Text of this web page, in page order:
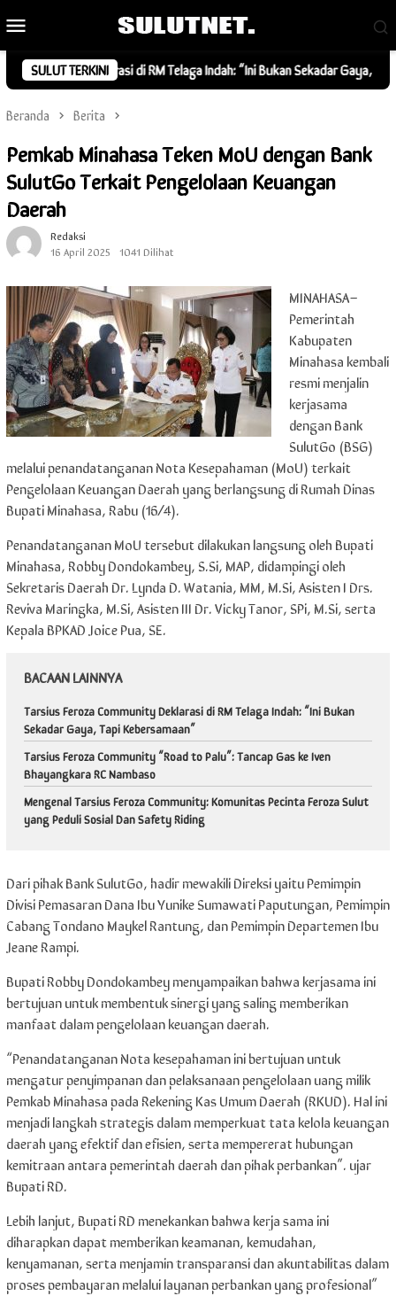
ke
konten
SULUT TERKINI
Deklarasi di RM Telaga Indah: “Ini Bukan Sekadar Gaya, Tapi
Beranda Berita
Pemkab Minahasa Teken MoU dengan Bank
SulutGo Terkait Pengelolaan Keuangan
Daerah
Redaksi
16 April 2025
1041 Dilihat
MINAHASA–
Pemerintah
Kabupaten
Minahasa kembali
resmi menjalin
kerjasama
dengan Bank
SulutGo (BSG)
melalui penandatanganan Nota Kesepahaman (MoU) terkait
Pengelolaan Keuangan Daerah yang berlangsung di Rumah Dinas
Bupati Minahasa, Rabu (16/4).
Penandatanganan MoU tersebut dilakukan langsung oleh Bupati
Minahasa, Robby Dondokambey, S.Si, MAP, didampingi oleh
Sekretaris Daerah Dr. Lynda D. Watania, MM, M.Si, Asisten I Drs.
Reviva Maringka, M.Si, Asisten III Dr. Vicky Tanor, SPi, M.Si, serta
Kepala BPKAD Joice Pua, SE.
BACAAN LAINNYA
Tarsius Feroza Community Deklarasi di RM Telaga Indah: “Ini Bukan
Sekadar Gaya, Tapi Kebersamaan”
Tarsius Feroza Community “Road to Palu”: Tancap Gas ke Iven
Bhayangkara RC Nambaso
Mengenal Tarsius Feroza Community: Komunitas Pecinta Feroza Sulut
yang Peduli Sosial Dan Safety Riding
Dari pihak Bank SulutGo, hadir mewakili Direksi yaitu Pemimpin
Divisi Pemasaran Dana Ibu Yunike Sumawati Paputungan, Pemimpin
Cabang Tondano Maykel Rantung, dan Pemimpin Departemen Ibu
Jeane Rampi.
Bupati Robby Dondokambey menyampaikan bahwa kerjasama ini
bertujuan untuk membentuk sinergi yang saling memberikan
manfaat dalam pengelolaan keuangan daerah.
“Penandatanganan Nota kesepahaman ini bertujuan untuk
mengatur penyimpanan dan pelaksanaan pengelolaan uang milik
Pemkab Minahasa pada Rekening Kas Umum Daerah (RKUD). Hal ini
menjadi langkah strategis dalam memperkuat tata kelola keuangan
daerah yang efektif dan efisien, serta mempererat hubungan
kemitraan antara pemerintah daerah dan pihak perbankan”. ujar
Bupati RD.
Lebih lanjut, Bupati RD menekankan bahwa kerja sama ini
diharapkan dapat memberikan keamanan, kemudahan,
kenyamanan, serta menjamin transparansi dan akuntabilitas dalam
proses pembayaran melalui layanan perbankan yang profesional”